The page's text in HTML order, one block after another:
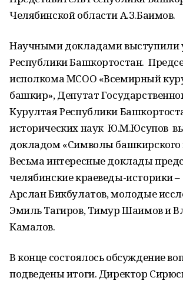
Челябинской области А.З.Баимов.
Научными докладами выступили
Республики Башкортостан.
исполкома МСОО «Всемирный
башкир», Депутат
Курултая Республики
исторических наук Ю.М.Юсупов
докладом «Символы башкирского
Весьма интересные доклады
челябинские краеведы-историки
Арслан Бикбулатов, молодые
Эмиль Тагиров, Тимур Шаимов и
Камалов.
В конце состоялось обсуждение
подведены итоги. Директор